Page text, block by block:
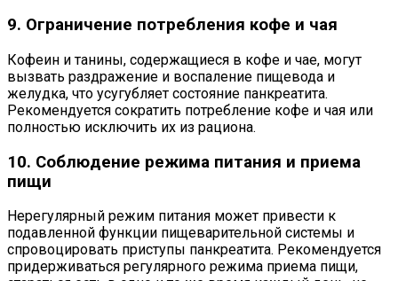
9. Ограничение потребления кофе и чая
Кофеин и танины, содержащиеся в кофе и чае, могут
вызвать раздражение и воспаление пищевода и
желудка, что усугубляет состояние панкреатита.
Рекомендуется сократить потребление кофе и чая или
полностью исключить их из рациона.
10. Соблюдение режима питания и приема
пищи
Нерегулярный режим питания может привести к
подавленной функции пищеварительной системы и
спровоцировать приступы панкреатита. Рекомендуется
придерживаться регулярного режима приема пищи,